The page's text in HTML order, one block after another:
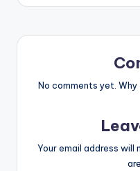
No comments yet.
Your email address will